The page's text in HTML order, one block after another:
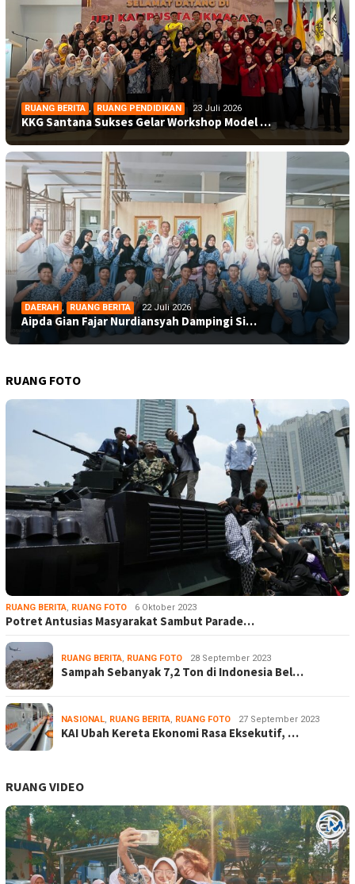
RUANG BERITA , RUANG PENDIDIKAN 23 Juli 2026
KKG Santana Sukses Gelar Workshop Model …
DAERAH , RUANG BERITA 22 Juli 2026
Aipda Gian Fajar Nurdiansyah Dampingi Si…
RUANG FOTO
RUANG BERITA, RUANG FOTO 6 Oktober 2023
Potret Antusias Masyarakat Sambut Parade…
RUANG BERITA, RUANG FOTO 28 September 2023
Sampah Sebanyak 7,2 Ton di Indonesia Bel…
NASIONAL, RUANG BERITA, RUANG FOTO 27 September 2023
KAI Ubah Kereta Ekonomi Rasa Eksekutif, …
RUANG VIDEO